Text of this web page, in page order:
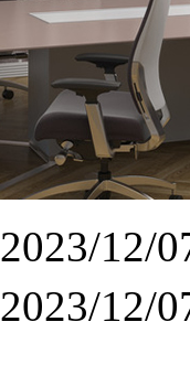
2023/12/
2023/12/